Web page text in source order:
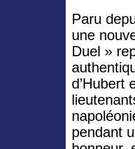
Paru
une
Duel »
d’Hubert
pendant